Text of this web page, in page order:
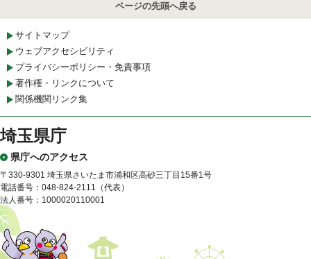
ページの先頭へ戻る
サイトマップ
ウェブアクセシビリティ
プライバシーポリシー・免責事項
著作権・リンクについて
関係機関リンク集
埼玉県庁
県庁へのアクセス
〒330-9301 埼玉県さいたま市浦和区高砂三丁目15番1号
電話番号：048-824-2111（代表）
法人番号：1000020110001